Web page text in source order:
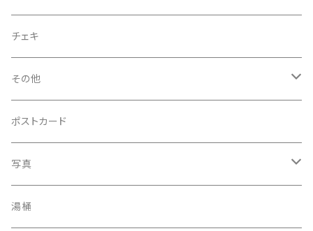
菅沼エアーかおる
菅沼温泉ハンカチタオル
手ぬぐい
チェキ
その他
コースター
うちわ
きんちゃく
ポストカード
写真
24節気少年
湯桶